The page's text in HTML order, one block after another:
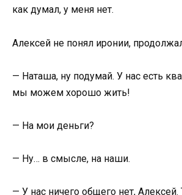
как думал, у меня нет.
Алексей не понял иронии,
— Наташа, ну подумай. У нас есть
мы можем хорошо жить!
— На мои деньги?
— Ну… в смысле, на наши.
— У нас ничего общего нет,